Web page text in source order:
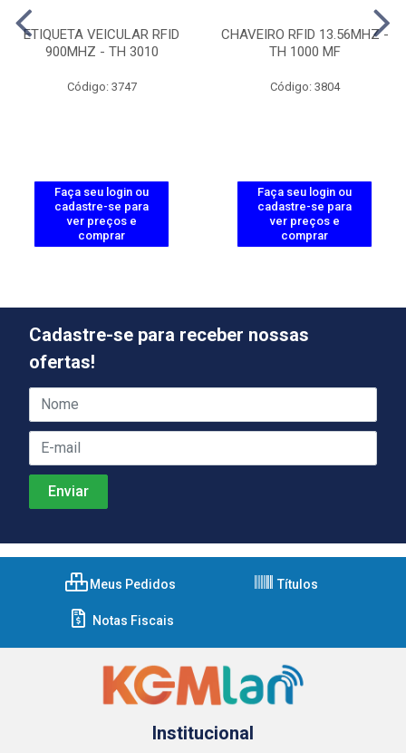
ETIQUETA VEICULAR RFID
900MHZ - TH 3010
Código: 3747
Faça seu login ou
cadastre-se para
ver preços e
comprar
CHAVEIRO RFID 13.56MHZ -
TH 1000 MF
Código: 3804
Faça seu login ou
cadastre-se para
ver preços e
comprar
Cadastre-se para receber nossas
ofertas!
Meus Pedidos Títulos
Notas Fiscais
Institucional